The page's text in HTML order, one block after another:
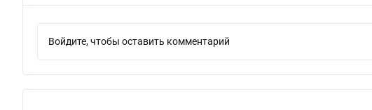
Войдите, чтобы оставить комментарий